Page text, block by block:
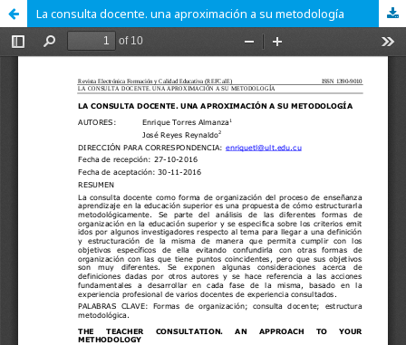
La consulta docente. una aproximación a su metodología